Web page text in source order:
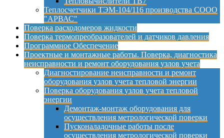
Теплосчетчики ТЭМ-104/116 производства СООО
"АРВАС"
Поверка расходомеров жидкости
Поверка термопреобразователей и датчиков давления
Программное Обеспечение
Проектные и монтажные работы. Поверка, диагностика
неисправности и ремонт оборудования узлов учета
Диагностирование неисправности и ремонт
оборудования узлов учета тепловой энергии
Поверка оборудования узлов учета тепловой
энергии
Демонтаж-монтаж оборудования для
осуществления метрологической поверки
Пусконаладочные работы после
осуществления метрологической поверки